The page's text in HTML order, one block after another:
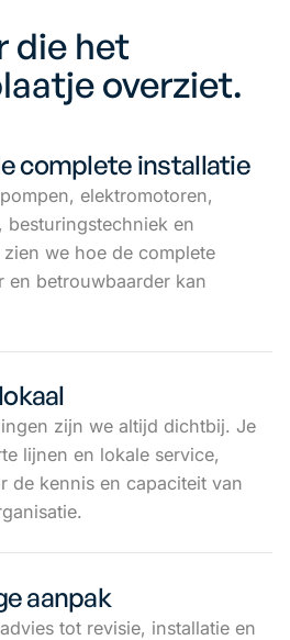
die het
overziet.
complete installatie
elektromotoren,
besturingstechniek en
we hoe de complete
en betrouwbaarder kan
zijn we altijd dichtbij. Je
lijnen en lokale service,
de kennis en capaciteit van
aanpak
tot revisie, installatie en